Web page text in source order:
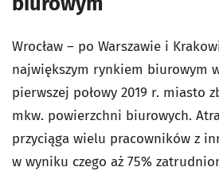
Wrocław – po Warszawie i
największym rynkiem biurowym
pierwszej połowy 2019 r. miasto
mkw. powierzchni biurowych.
przyciąga wielu pracowników z
w wyniku czego aż 75%